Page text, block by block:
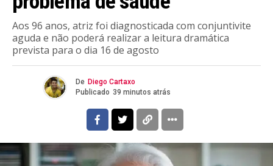
Aos 96 anos, atriz foi diagnosticada com conjuntivite
aguda e não poderá realizar a leitura dramática
prevista para o dia 16 de agosto
De Diego Cartaxo
Publicado 39 minutos atrás